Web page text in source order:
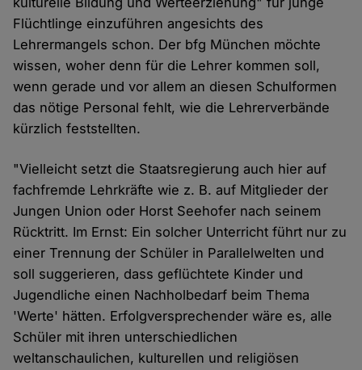
Flüchtlinge einzuführen angesichts des
Lehrermangels schon. Der bfg München möchte
wissen, woher denn für die Lehrer kommen soll,
wenn gerade und vor allem an diesen Schulformen
das nötige Personal fehlt, wie die Lehrerverbände
kürzlich feststellten.
"Vielleicht setzt die Staatsregierung auch hier auf
fachfremde Lehrkräfte wie z. B. auf Mitglieder der
Jungen Union oder Horst Seehofer nach seinem
Rücktritt. Im Ernst: Ein solcher Unterricht führt nur zu
einer Trennung der Schüler in Parallelwelten und
soll suggerieren, dass geflüchtete Kinder und
Jugendliche einen Nachholbedarf beim Thema
'Werte' hätten. Erfolgversprechender wäre es, alle
Schüler mit ihren unterschiedlichen
weltanschaulichen, kulturellen und religiösen